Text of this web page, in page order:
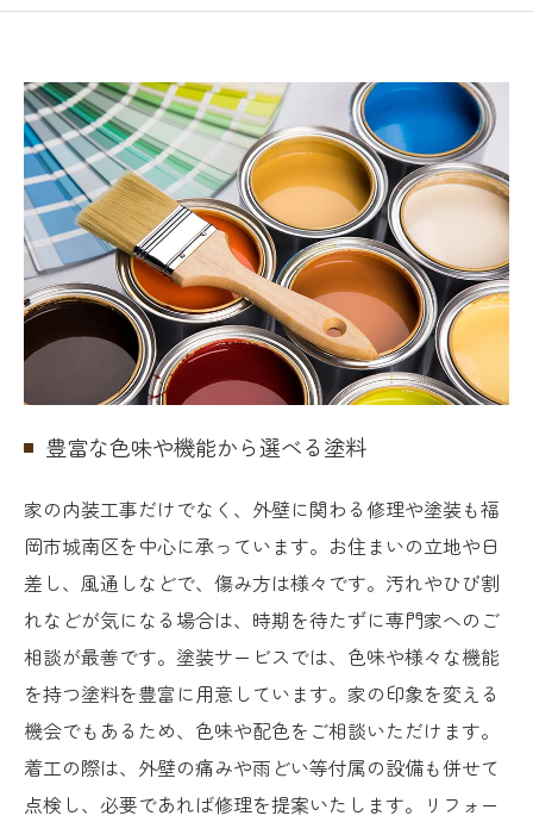
豊富な色味や機能から選べる塗料
家の内装工事だけでなく、外壁に関わる修理や塗装も福
岡市城南区を中心に承っています。お住まいの立地や日
差し、風通しなどで、傷み方は様々です。汚れやひび割
れなどが気になる場合は、時期を待たずに専門家へのご
相談が最善です。塗装サービスでは、色味や様々な機能
を持つ塗料を豊富に用意しています。家の印象を変える
機会でもあるため、色味や配色をご相談いただけます。
着工の際は、外壁の痛みや雨どい等付属の設備も併せて
点検し、必要であれば修理を提案いたします。リフォー